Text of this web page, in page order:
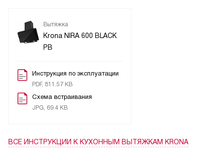
Вытяжка
Krona NIRA 600 BLACK
PB
Инструкция по эксплуатации
PDF, 811.57 KB
Схема встраивания
JPG, 69.4 KB
ВСЕ ИНСТРУКЦИИ К КУХОННЫМ ВЫТЯЖКАМ KRONA